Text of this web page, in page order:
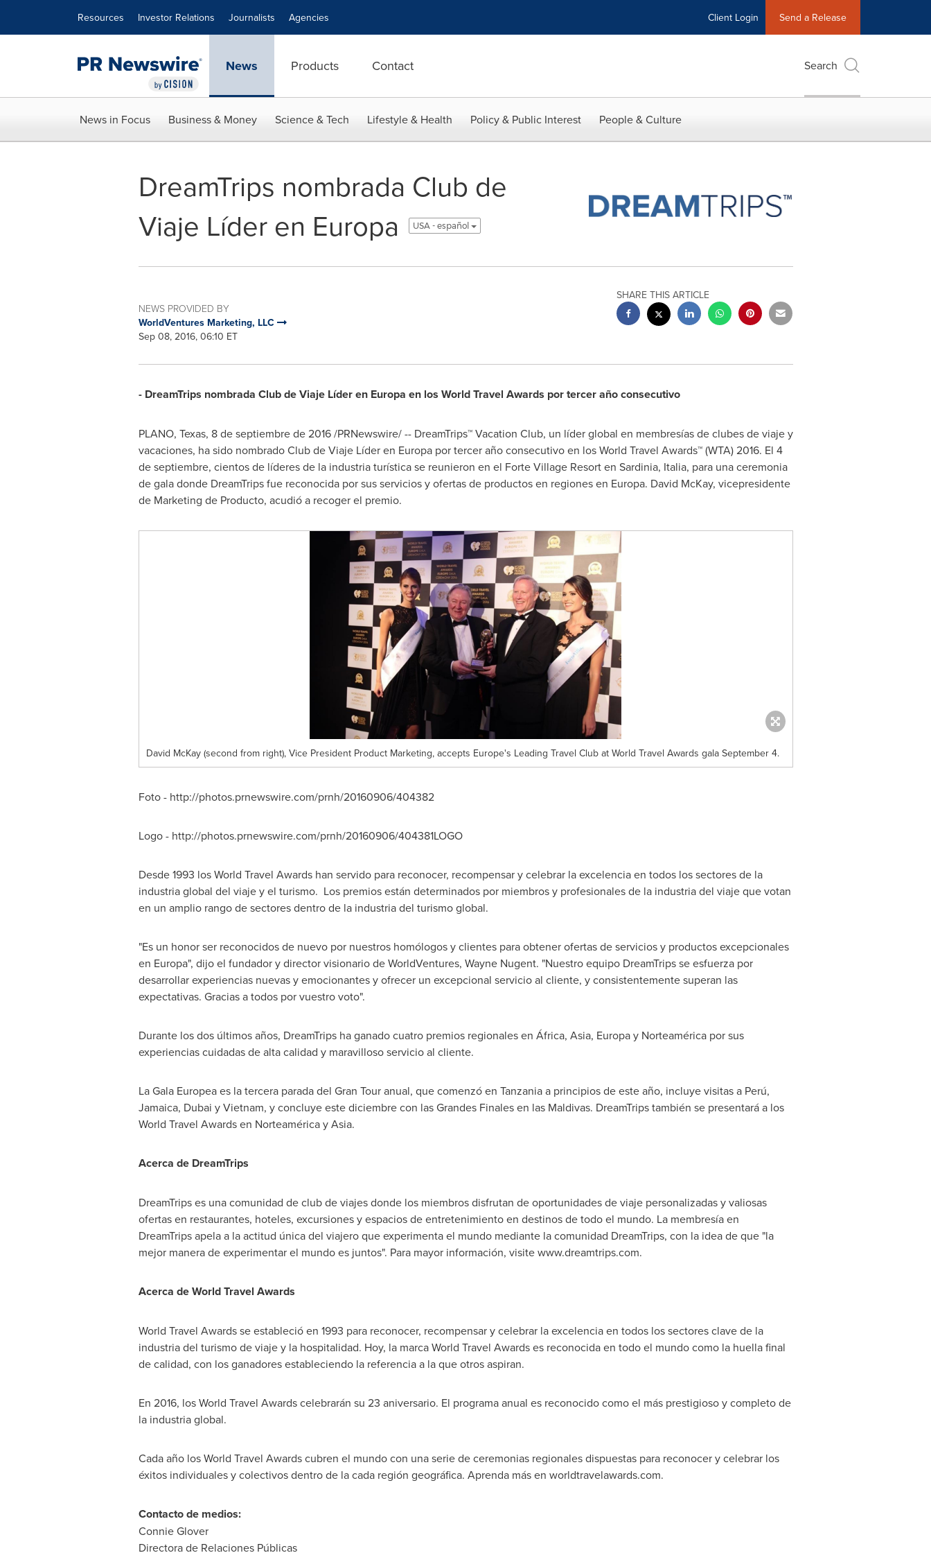
Resources Investor Relations Journalists Agencies Client Login Send a Release
News Products Contact Search
News in Focus Business & Money Science & Tech Lifestyle & Health Policy & Public Interest People & Culture
DreamTrips nombrada Club de
Viaje Líder en Europa
USA - español
NEWS PROVIDED BY
WorldVentures Marketing, LLC
Sep 08, 2016, 06:10 ET
SHARE THIS ARTICLE
- DreamTrips nombrada Club de Viaje Líder en Europa en los World Travel Awards por tercer año consecutivo
PLANO, Texas, 8 de septiembre de 2016 /PRNewswire/ -- DreamTrips™ Vacation Club, un líder global en membresías de clubes de viaje y
vacaciones, ha sido nombrado Club de Viaje Líder en Europa por tercer año consecutivo en los World Travel Awards™ (WTA) 2016. El 4
de septiembre, cientos de líderes de la industria turística se reunieron en el Forte Village Resort en Sardinia, Italia, para una ceremonia
de gala donde DreamTrips fue reconocida por sus servicios y ofertas de productos en regiones en Europa. David McKay, vicepresidente
de Marketing de Producto, acudió a recoger el premio.
David McKay (second from right), Vice President Product Marketing, accepts Europe's Leading Travel Club at World Travel Awards gala September 4.
Foto - http://photos.prnewswire.com/prnh/20160906/404382
Logo - http://photos.prnewswire.com/prnh/20160906/404381LOGO
Desde 1993 los World Travel Awards han servido para reconocer, recompensar y celebrar la excelencia en todos los sectores de la
industria global del viaje y el turismo. Los premios están determinados por miembros y profesionales de la industria del viaje que votan
en un amplio rango de sectores dentro de la industria del turismo global.
"Es un honor ser reconocidos de nuevo por nuestros homólogos y clientes para obtener ofertas de servicios y productos excepcionales
en Europa", dijo el fundador y director visionario de WorldVentures, Wayne Nugent. "Nuestro equipo DreamTrips se esfuerza por
desarrollar experiencias nuevas y emocionantes y ofrecer un excepcional servicio al cliente, y consistentemente superan las
expectativas. Gracias a todos por vuestro voto".
Durante los dos últimos años, DreamTrips ha ganado cuatro premios regionales en África, Asia, Europa y Norteamérica por sus
experiencias cuidadas de alta calidad y maravilloso servicio al cliente.
La Gala Europea es la tercera parada del Gran Tour anual, que comenzó en Tanzaniaa principios de este año, incluye visitas a Perú,
Jamaica, Dubai yVietnam, y concluye este diciembre con las Grandes Finales en las Maldivas. DreamTrips también se presentará a los
World Travel Awards en Norteamérica yAsia.
Acerca de DreamTrips
DreamTrips es una comunidad de club de viajes donde los miembros disfrutan de oportunidades de viaje personalizadas y valiosas
ofertas en restaurantes, hoteles, excursiones y espacios de entretenimiento en destinos de todo el mundo. La membresía en
DreamTrips apela a la actitud única del viajero que experimenta el mundo mediante la comunidad DreamTrips, con la idea de que "la
mejor manera de experimentar el mundo es juntos". Para mayor información, visite www.dreamtrips.com.
Acerca de World Travel Awards
World Travel Awards se estableció en 1993 para reconocer, recompensar y celebrar la excelencia en todos los sectores clave de la
industria del turismo de viaje y la hospitalidad. Hoy, la marca World Travel Awards es reconocida en todo el mundo como la huella final
de calidad, con los ganadores estableciendo la referencia a la que otros aspiran.
En 2016, los World Travel Awards celebrarán su 23 aniversario. El programa anual es reconocido como el más prestigioso y completo de
la industria global.
Cada año los World Travel Awards cubren el mundo con una serie de ceremonias regionales dispuestas para reconocer y celebrar los
éxitos individuales y colectivos dentro de la cada región geográfica. Aprenda más en worldtravelawards.com.
Contacto de medios:
Connie Glover
Directora de Relaciones Públicas